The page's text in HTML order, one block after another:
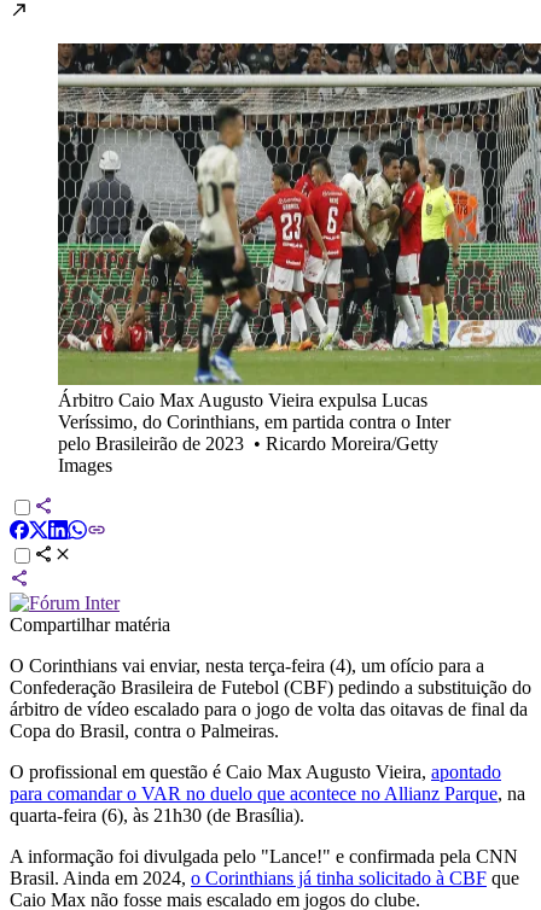
Árbitro Caio Max Augusto Vieira expulsa Lucas
Veríssimo, do Corinthians, em partida contra o Inter
pelo Brasileirão de 2023 • Ricardo Moreira/Getty
Images
Compartilhar matéria
O Corinthians vai enviar, nesta terça-feira (4), um ofício para a
Confederação Brasileira de Futebol (CBF) pedindo a substituição do
árbitro de vídeo escalado para o jogo de volta das oitavas de final da
Copa do Brasil, contra o Palmeiras.
O profissional em questão é Caio Max Augusto Vieira, apontado
para comandar o VAR no duelo que acontece no Allianz Parque, na
quarta-feira (6), às 21h30 (de Brasília).
A informação foi divulgada pelo "Lance!" e confirmada pela CNN
Brasil. Ainda em 2024, o Corinthians já tinha solicitado à CBF que
Caio Max não fosse mais escalado em jogos do clube.